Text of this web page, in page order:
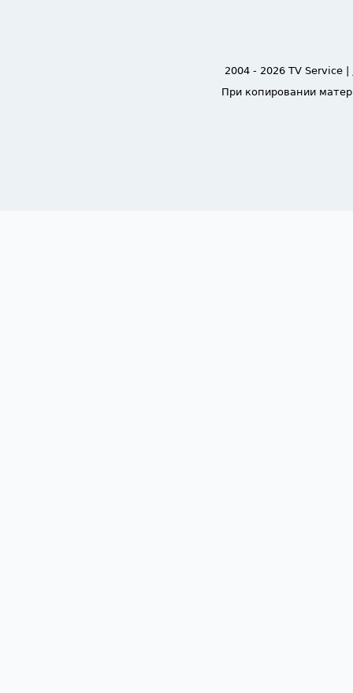
2004 - 2026 TV Service |
При копировании